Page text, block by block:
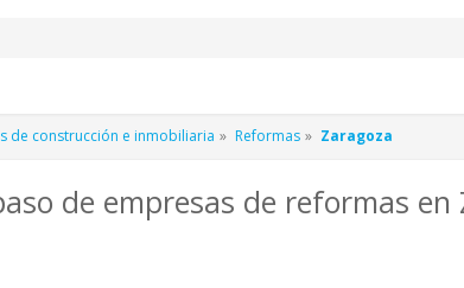
de construcción e inmobiliaria Reformas Zaragoza
de empresas de reformas en